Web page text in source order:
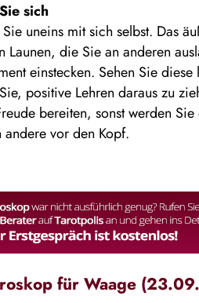
sich
uneins mit sich selbst. Das
Launen, die Sie an anderen
einstecken. Sehen Sie
positive Lehren daraus zu
bereiten, sonst werden
vor den Kopf.
für Waage